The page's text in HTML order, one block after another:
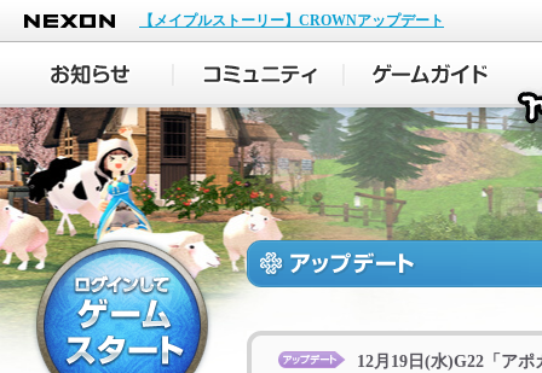
NEXON
【メイプルストーリー】CROWNアップデート
12月19日(水)G22「ア